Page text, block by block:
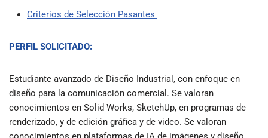
Criterios de Selección Pasantes
PERFIL SOLICITADO:
Estudiante avanzado de Diseño Industrial, con enfoque en
diseño para la comunicación comercial. Se valoran
conocimientos en Solid Works, SketchUp, en programas de
renderizado, y de edición gráfica y de video. Se valoran